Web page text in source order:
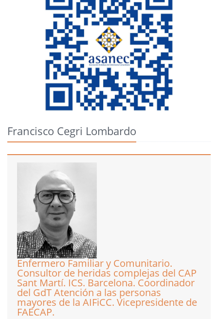
Francisco Cegri Lombardo
Enfermero Familiar y Comunitario.
Consultor de heridas complejas del CAP
Sant Martí. ICS. Barcelona. Coordinador
del GdT Atención a las personas
mayores de la AIFiCC. Vicepresidente de
FAECAP.